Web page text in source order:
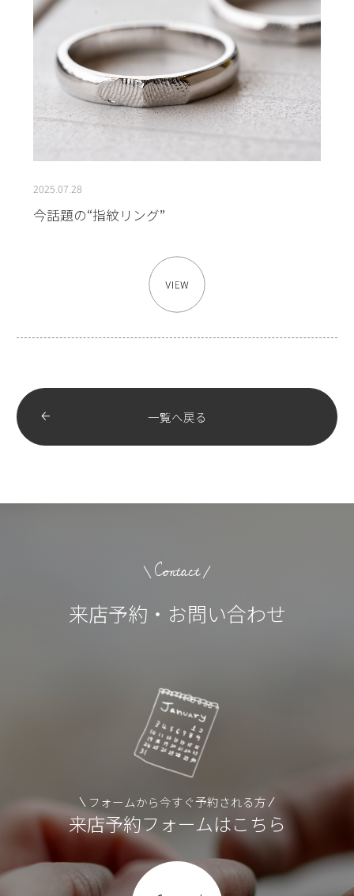
2025.07.28
今話題の“指紋リング”
一覧へ戻る
Contact
来店予約・お問い合わせ
フォームから今すぐ予約される方
来店予約フォームはこちら